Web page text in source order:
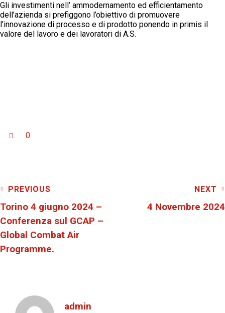
Gli investimenti nell’ ammodernamento ed efficientamento
dell’azienda si prefiggono l’obiettivo di promuovere
l’innovazione di processo e di prodotto ponendo in primis il
valore del lavoro e dei lavoratori di A.S.
0
PREVIOUS
Torino 4 giugno 2024 –
Conferenza sul GCAP –
Global Combat Air
Programme.
NEXT
4 Novembre 2024
admin